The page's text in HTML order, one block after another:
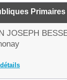
Primaires
JOSEPH